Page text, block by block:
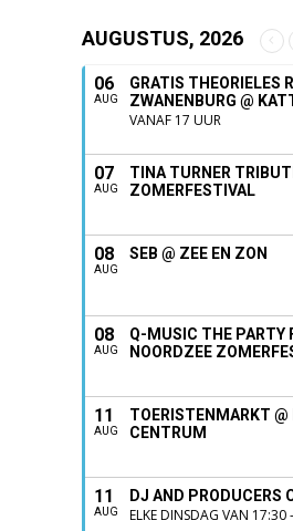
AUGUSTUS, 2026
06
AUG
GRATIS THEORIELES
ZWANENBURG @
VANAF 17 UUR
07
AUG
TINA TURNER
ZOMERFESTIVAL
08
AUG
SEB @ ZEE EN ZON
08
AUG
Q-MUSIC THE PARTY
NOORDZEE
11
AUG
TOERISTENMARKT @
CENTRUM
11
AUG
DJ AND PRODUCERS
ELKE DINSDAG VAN 17:30